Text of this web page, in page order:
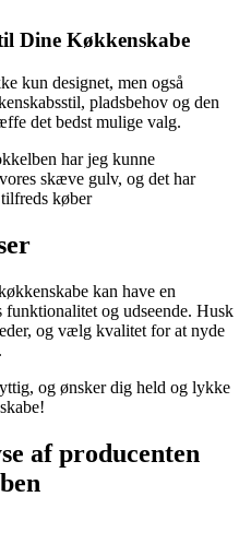
Dine Køkkenskabe
kun designet, men også
pladsbehov og den
det bedst mulige valg.
har jeg kunne
skæve gulv, og det har
køber
kan have en
og udseende. Husk
og vælg kvalitet for at nyde
og ønsker dig held og lykke
af producenten